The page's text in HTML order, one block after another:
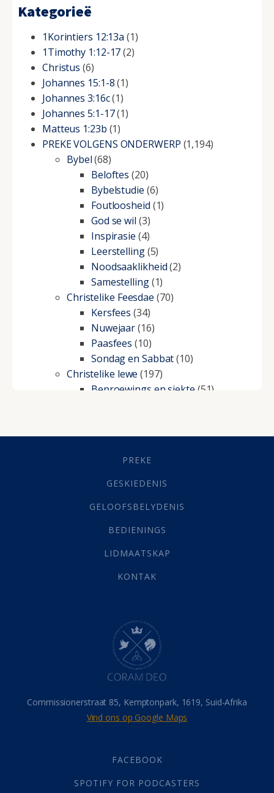
Kategorieë
1Korintiers 12:13a (1)
1Timothy 1:12-17(2)
Christus (6)
Johannes 15:1-8(1)
Johannes 3:16c(1)
Johannes 5:1-17(1)
Matteus 1:23b (1)
PREKE VOLGENS ONDERWERP (1,194)
Bybel(68)
Beloftes (20)
Bybelstudie (6)
Foutloosheid (1)
God se wil (3)
Inspirasie (4)
Leerstelling(5)
Noodsaaklikheid(2)
Samestelling(1)
Christelike Feesdae (70)
Kersfees (34)
Nuwejaar(16)
Paasfees (10)
Sondag en Sabbat(10)
Christelike lewe (197)
Beproewings en siekte (51)
Geestelike Groei(10)
(21)
Grys Areas(4)
Lewensdoel(3)
Selfondersoek(1)
Werk(22)
(142)
Hemel (31)
Israel (14)
Millennium(1)
Oordeelsdag(19)
Verheerlikte liggaam
Wederkoms
(27)
Gebed(87)
Die Onse Vader(12)
God(392)
PREKE
GESKIEDENIS
GELOOFSBELYDENIS
BEDIENINGS
LIDMAATSKAP
KONTAK
Commissionerstraat 85, Kemptonpark, 1619, Suid-Afrika
Vind ons op Google Maps
FACEBOOK
SPOTIFY FOR PODCASTERS